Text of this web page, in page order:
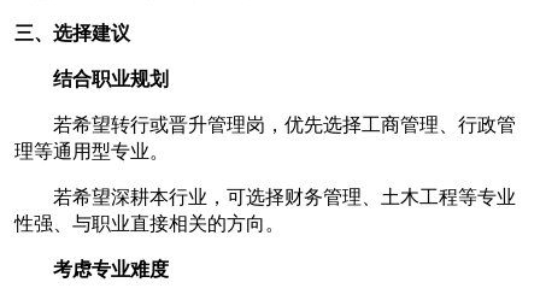
三、选择建议
结合职业规划
若希望转行或晋升管理岗，优先选择工商管理、行政管
理等通用型专业。
若希望深耕本行业，可选择财务管理、土木工程等专业
性强、与职业直接相关的方向。
考虑专业难度